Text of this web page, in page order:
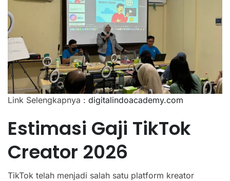
Link Selengkapnya : digitalindoacademy.com
Estimasi Gaji TikTok
Creator 2026
TikTok telah menjadi salah satu platform kreator